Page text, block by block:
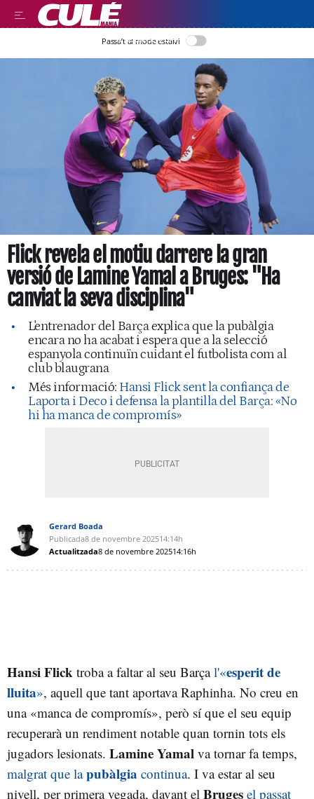
LLEGIR EN CATALÀ
Passa’t al mode estalvi
Flick revela el motiu darrere la gran
versió de Lamine Yamal a Bruges: "Ha
canviat la seva disciplina"
L'entrenador del Barça explica que la pubàlgia
encara no ha acabat i espera que a la selecció
espanyola continuïn cuidant el futbolista com al
club blaugrana
Més informació: Hansi Flick sent la confiança de
Laporta i Deco i defensa la plantilla del Barça: «No
hi ha manca de compromís»
Gerard Boada
Publicada8 de novembre 202514:14h
Actualitzada8 de novembre 202514:16h
Hansi Flick troba a faltar al seu Barçal'«esperit de
lluita», aquell que tant aportava Raphinha. No creu en
una «manca de compromís», però sí que el seu equip
recuperarà un rendiment notable quan tornin tots els
jugadors lesionats. Lamine Yamal va tornar fa temps,
malgrat que lapubàlgia continua. I va estar al seu
nivell, per primera vegada, davant el Bruges el passat